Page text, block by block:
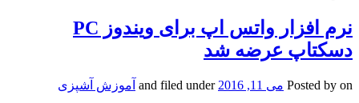
نرم افزار واتس اپ برای ویندوز PC
دسکتاپ عرضه شد
Posted by on می 11, 2016 and filed under آموزش آشپزی